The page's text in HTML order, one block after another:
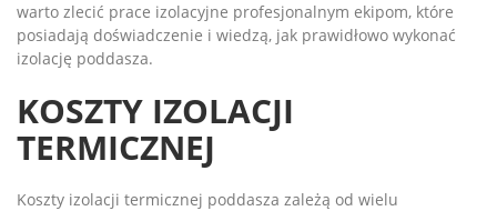
warto zlecić prace izolacyjne profesjonalnym ekipom, które
posiadają doświadczenie i wiedzą, jak prawidłowo wykonać
izolację poddasza.
KOSZTY IZOLACJI
TERMICZNEJ
Koszty izolacji termicznej poddasza zależą od wielu